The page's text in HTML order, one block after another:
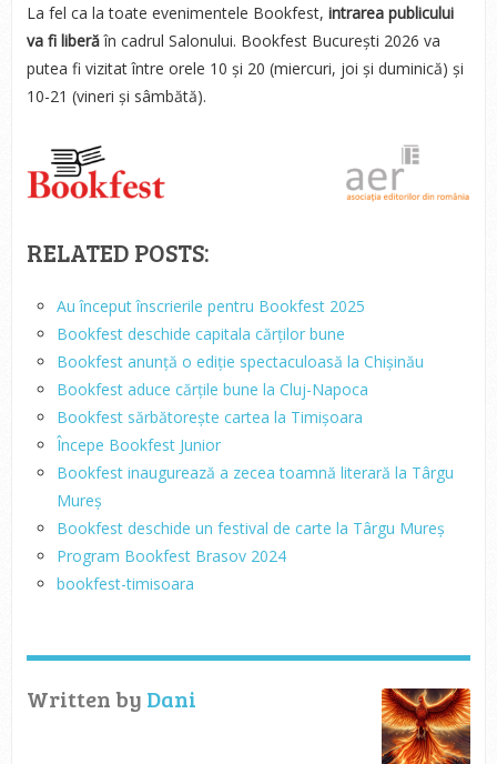
La fel ca la toate evenimentele Bookfest, intrarea publicului
va fi liberăîn cadrul Salonului. Bookfest București 2026 va
putea fi vizitat între orele 10 și 20 (miercuri, joi și duminică) și
10-21 (vineri și sâmbătă).
RELATED POSTS:
Au început înscrierile pentru Bookfest 2025
Bookfest deschide capitala cărților bune
Bookfest anunță o ediție spectaculoasă la Chișinău
Bookfest aduce cărțile bune la Cluj-Napoca
Bookfest sărbătorește cartea la Timișoara
Începe Bookfest Junior
Bookfest inaugurează a zecea toamnă literară la Târgu
Mureș
Bookfest deschide un festival de carte la Târgu Mureș
Program Bookfest Brasov 2024
bookfest-timisoara
Written by Dani